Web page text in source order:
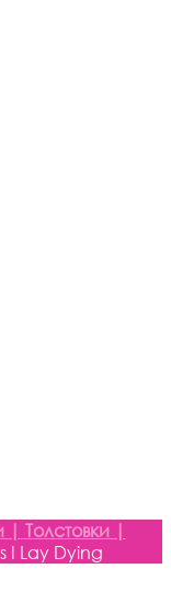
| Толстовки |
I Lay Dying